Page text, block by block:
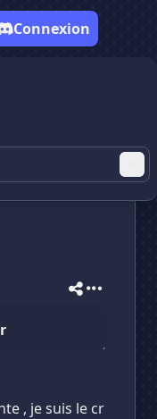
Connexion
fr sur le
notre
, je suis le cr
avis de ce